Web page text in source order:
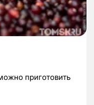
приготовить